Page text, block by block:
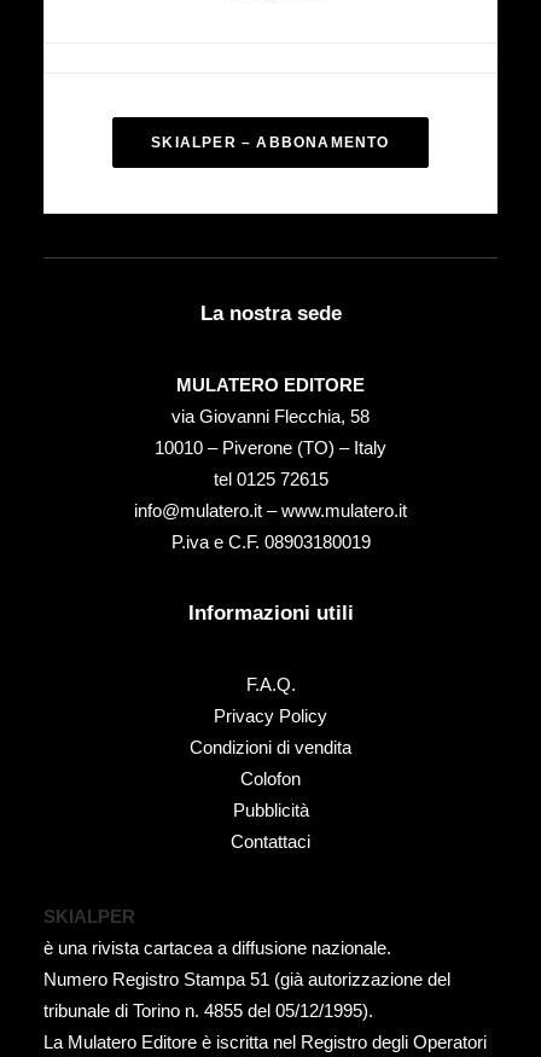
SKIALPER – ABBONAMENTO
La nostra sede
MULATERO EDITORE
via Giovanni Flecchia, 58
10010 – Piverone (TO) – Italy
tel ‭0125 72615‬
info@mulatero.it –www.mulatero.it
P.iva e C.F. 08903180019
Informazioni utili
F.A.Q.
Privacy Policy
Condizioni di vendita
Colofon
Pubblicità
Contattaci
SKIALPER
è una rivista cartacea a diffusione nazionale.
Numero Registro Stampa 51 (già autorizzazione del
tribunale di Torino n. 4855 del 05/12/1995).
La Mulatero Editore è iscritta nel Registro degli Operatori